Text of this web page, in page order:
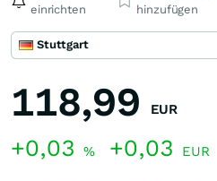
einrichten
hinzufügen
Stuttgart
118,99 EUR
+0,03 % +0,03 EUR